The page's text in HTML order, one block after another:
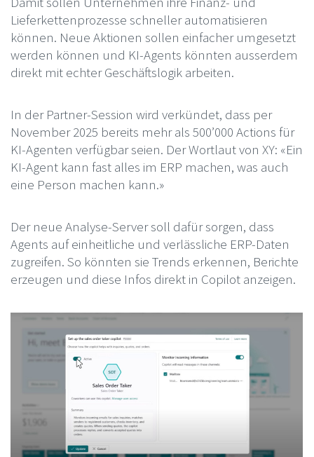
Lieferkettenprozesse schneller automatisieren
können. Neue Aktionen sollen einfacher umgesetzt
werden können und KI-Agents könnten ausserdem
direkt mit echter Geschäftslogik arbeiten.
In der Partner-Session wird verkündet, dass per
November 2025 bereits mehr als 500’000 Actions für
KI-Agenten verfügbar seien. Der Wortlaut von XY: «Ein
KI-Agent kann fast alles im ERP machen, was auch
eine Person machen kann.»
Der neue Analyse-Server soll dafür sorgen, dass
Agents auf einheitliche und verlässliche ERP-Daten
zugreifen. So könnten sie Trends erkennen, Berichte
erzeugen und diese Infos direkt in Copilot anzeigen.